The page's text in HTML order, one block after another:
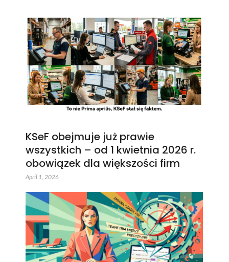
KSeF obejmuje już prawie
wszystkich – od 1 kwietnia 2026 r.
obowiązek dla większości firm
April 1, 2026